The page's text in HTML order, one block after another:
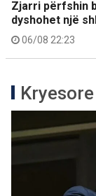
Zjarri përfshin
dyshohet një
06/08 22:23
Kryesore